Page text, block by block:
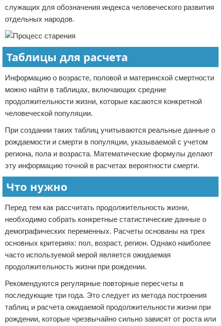
служащих для обозначения индекса человеческого развития
отдельных народов.
Таблицы для расчета
Информацию о возрасте, половой и материнской смертности
можно найти в таблицах, включающих средние
продолжительности жизни, которые касаются конкретной
человеческой популяции.
При создании таких таблиц учитываются реальные данные о
рождаемости и смерти в популяции, указываемой с учетом
региона, пола и возраста. Математические формулы делают
эту информацию точной в расчетах вероятности смерти.
Что нужно
Перед тем как рассчитать продолжительность жизни,
необходимо собрать конкретные статистические данные о
демографических переменных. Расчеты основаны на трех
основных критериях: пол, возраст, регион. Однако наиболее
часто используемой мерой является ожидаемая
продолжительность жизни при рождении.
Рекомендуются регулярные повторные пересчеты в
последующие три года. Это следует из метода построения
таблиц и расчета ожидаемой продолжительности жизни при
рождении, которые чрезвычайно сильно зависят от роста или